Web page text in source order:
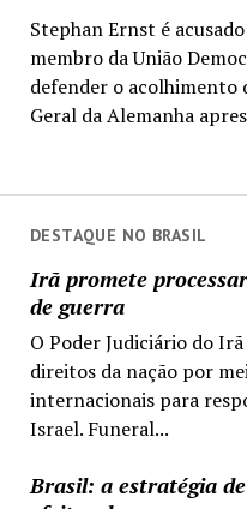
DESTAQUE NO BRASIL
Irã promete
de guerra
O Poder Judiciário do
direitos da nação por
internacionais para
Israel. Funeral...
Brasil: a estratégia
Stephan Ernst é
membro da União
defender o acolhimento
Geral da Alemanha